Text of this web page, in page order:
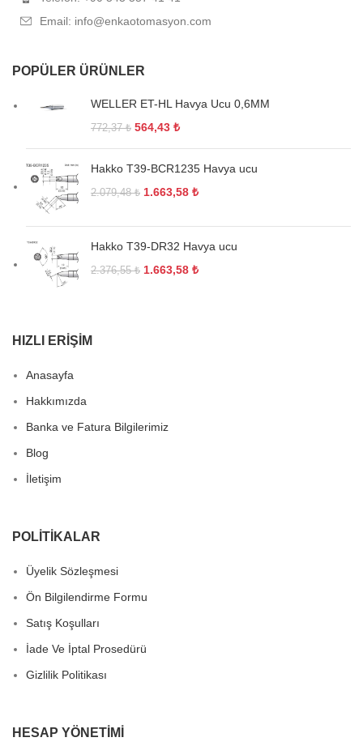
Email: info@enkaotomasyon.com
POPÜLER ÜRÜNLER
WELLER ET-HL Havya Ucu 0,6MM
772,37₺ 564,43 ₺
Hakko T39-BCR1235 Havya ucu
2.079,48₺ 1.663,58 ₺
Hakko T39-DR32 Havya ucu
2.376,55₺ 1.663,58 ₺
HIZLI ERIŞIM
Anasayfa
Hakkımızda
Banka ve Fatura Bilgilerimiz
Blog
İletişim
POLITIKALAR
Üyelik Sözleşmesi
Ön Bilgilendirme Formu
Satış Koşulları
İade Ve İptal Prosedürü
Gizlilik Politikası
HESAP YÖNETIMI